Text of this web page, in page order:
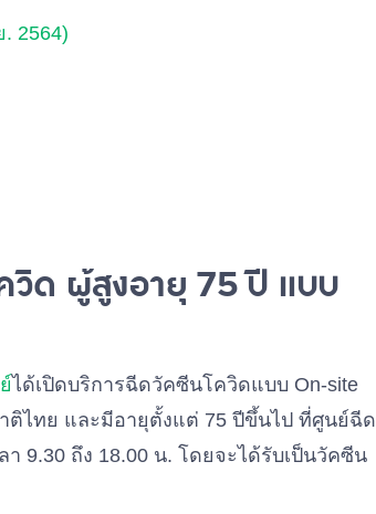
2564)
วิด ผู้สูงอายุ 75 ปี แบบ
ได้เปิดบริการฉีดวัคซีนโควิดแบบ On-site
ติไทย และมีอายุตั้งแต่ 75 ปีขึ้นไป ที่ศูนย์ฉีด
9.30 ถึง 18.00 น. โดยจะได้รับเป็นวัคซีน